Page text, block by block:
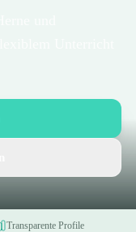
Transparente Profile